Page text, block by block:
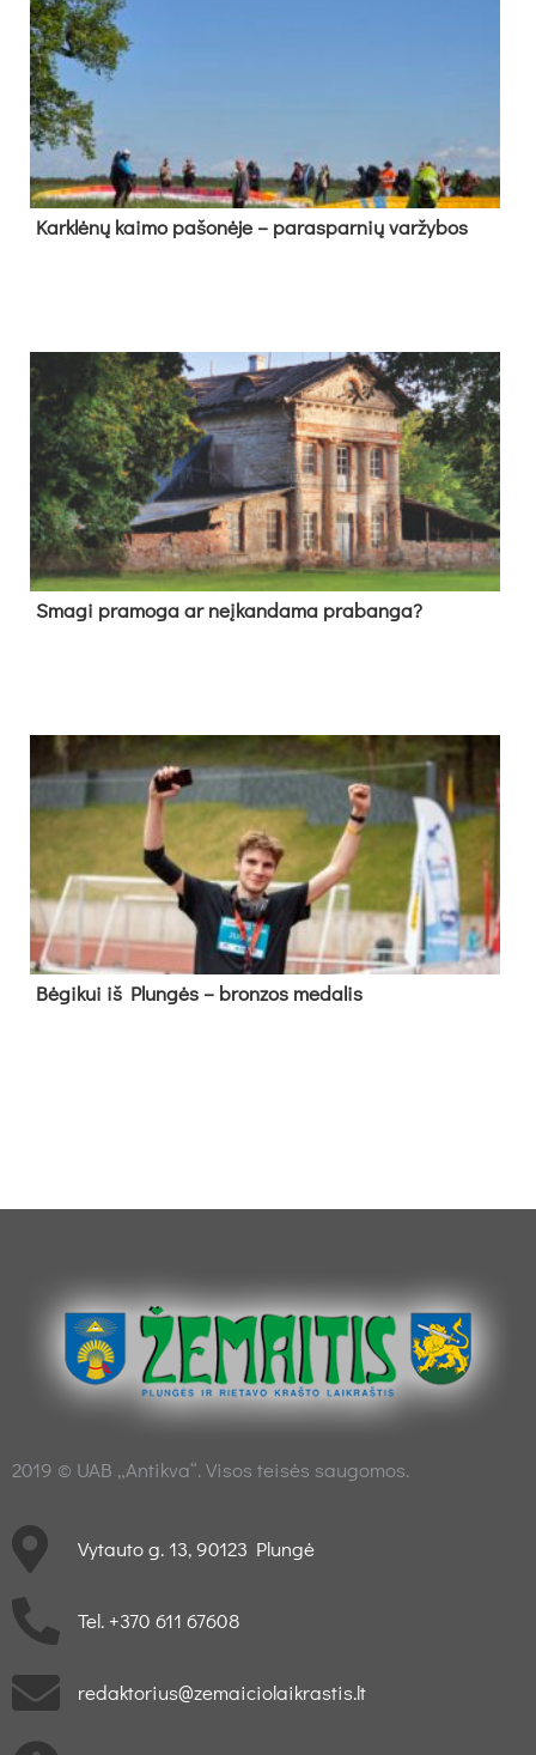
Kark­lė­nų kai­mo pa­šo­nė­je – pa­ras­par­nių var­žy­bos
Sma­gi pra­mo­ga ar neį­kan­da­ma pra­ban­ga?
Bė­gi­kui iš Plun­gės – bron­zos me­da­lis
2019 © UAB „Antikva“. Visos teisės saugomos.
Vytauto g. 13, 90123 Plungė
Tel. +370 611 67608
redaktorius@zemaiciolaikrastis.lt